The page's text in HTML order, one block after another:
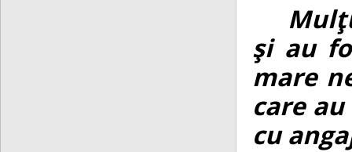
şi au
mare
care
cu